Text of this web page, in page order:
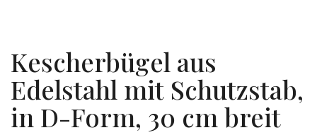
Kescherbügel aus
Edelstahl mit Schutzstab,
in D-Form, 30 cm breit